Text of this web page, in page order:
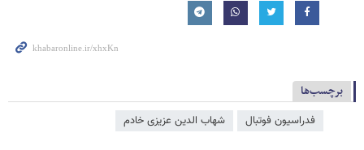
برچسب‌ها
فدراسیون فوتبال شهاب الدین عزیزی خادم